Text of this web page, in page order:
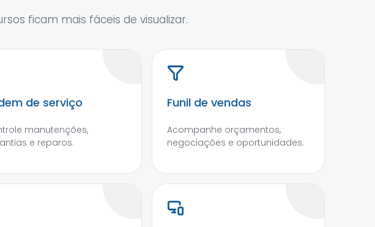
ficam mais fáceis de visualizar.
de serviço
manutenções,
e reparos.
Funil de vendas
Acompanhe orçamentos,
negociações e oportunidades.